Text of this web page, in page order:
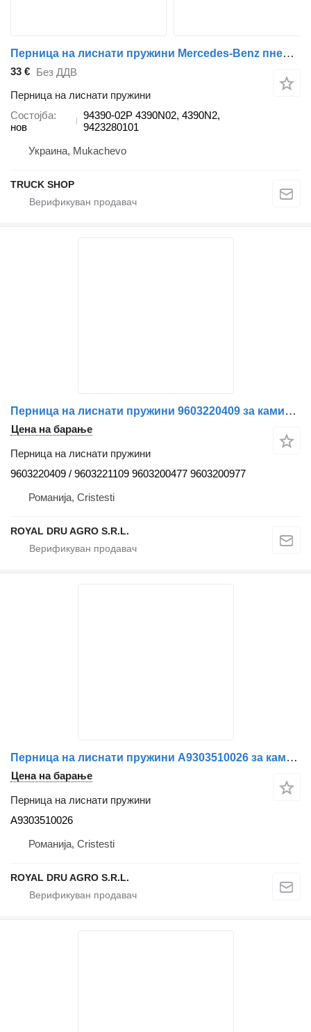
Перница на лиснати пружини Mercedes-Benz пневморесора CON.4390N02 БЕЗ СТАКАНА, ВЕРХ 1ШП+ШТ POWERTECH 94390-02P за камион Mercedes-Benz ACTROS MP2 / MP3
33 € Без ДДВ
Перница на лиснати пружини
Состојба
нов
94390-02P 4390N02, 4390N2,
9423280101
Украина, Mukachevo
TRUCK SHOP
Перница на лиснати пружини 9603220409 за камион Mercedes-Benz
Цена на барање
Перница на лиснати пружини
9603220409 / 9603221109 9603200477 9603200977
Романија, Cristesti
ROYAL DRU AGRO S.R.L.
Перница на лиснати пружини A9303510026 за камион Mercedes-Benz
Цена на барање
Перница на лиснати пружини
A9303510026
Романија, Cristesti
ROYAL DRU AGRO S.R.L.